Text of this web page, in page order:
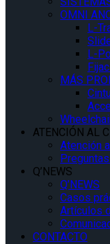
OMNI
L-
L-
MÁS
ATENCIÓN AL
Atención
Q’NEWS
Q’NEWS
Casos
Artículos
CONTACTO